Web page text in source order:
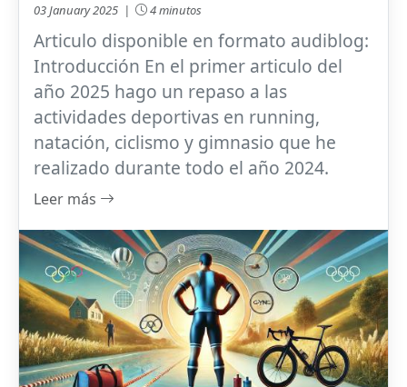
03 January 2025 | 4 minutos
Articulo disponible en formato audiblog:
Introducción En el primer articulo del
año 2025 hago un repaso a las
actividades deportivas en running,
natación, ciclismo y gimnasio que he
realizado durante todo el año 2024.
Leer más